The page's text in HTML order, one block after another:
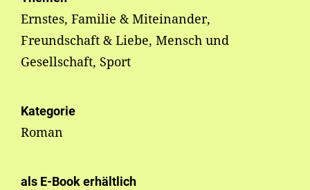
Ernstes, Familie & Miteinander,
Freundschaft & Liebe, Mensch und
Gesellschaft, Sport
Kategorie
Roman
als E-Book erhältlich